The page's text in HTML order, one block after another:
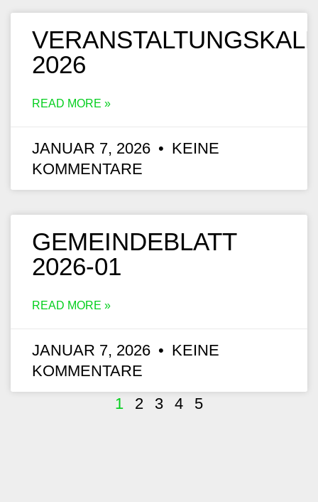
2026
READ MORE »
JANUAR 7, 2026
KEINE
KOMMENTARE
GEMEINDEBLATT
2026-01
READ MORE »
JANUAR 7, 2026
KEINE
KOMMENTARE
1
2 3 4 5